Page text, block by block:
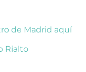
de Madrid aquí
Rialto